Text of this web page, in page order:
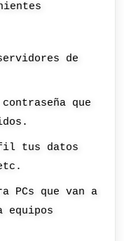
de
que
tus datos
PCs que van a
equipos